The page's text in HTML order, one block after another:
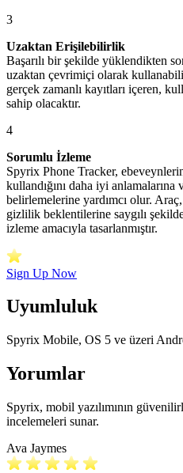
3
Uzaktan Erişilebilirlik
Başarılı bir şekilde yüklendikten
uzaktan çevrimiçi olarak
gerçek zamanlı kayıtları içeren,
sahip olacaktır.
4
Sorumlu İzleme
Spyrix Phone Tracker,
kullandığını daha iyi
belirlemelerine yardımcı olur.
gizlilik beklentilerine saygılı
izleme amacıyla tasarlanmıştır.
Sign Up Now
Uyumluluk
Spyrix Mobile, OS 5 ve üzeri
Yorumlar
Spyrix, mobil yazılımının
incelemeleri sunar.
Ava Jaymes